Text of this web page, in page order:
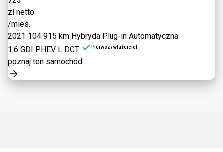
zł netto
/mies.
2021 104 915 km Hybryda Plug-in Automatyczna
1.6 GDI PHEV L DCT
Pierwszy właściciel
poznaj ten samochód